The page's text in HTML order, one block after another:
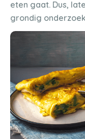
eten gaat. Dus,
grondig